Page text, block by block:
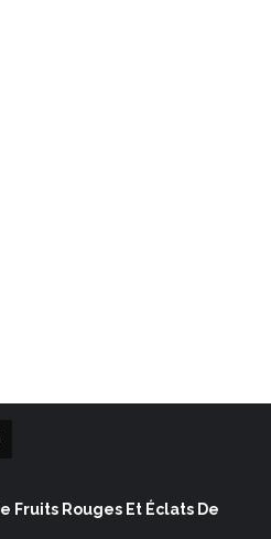
Fruits Rouges Et Éclats De